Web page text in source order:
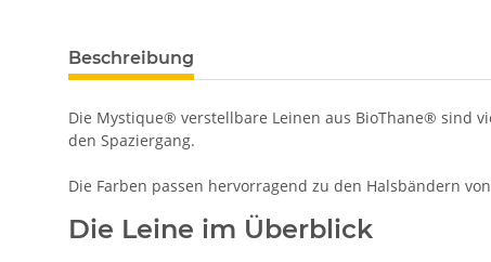
Beschreibung
Die Mystique® verstellbare Leinen aus BioThane® sind
den Spaziergang.
Die Farben passen hervorragend zu den Halsbändern
Die Leine im Überblick